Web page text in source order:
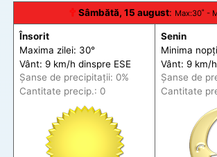
🕆 Sâmbătă, 15 august: Max:30˚ -
Însorit
Maxima zilei: 30°
Vânt: 9 km/h dinspre ESE
Șanse de precipitații: 0%
Cantitate precip.: 0
Senin
Minima
Vânt: 9 km/
Șanse de
Cantitate